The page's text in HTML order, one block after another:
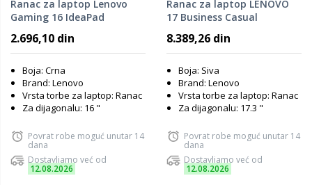
Ranac za laptop Lenovo
Gaming 16 IdeaPad
2.696,10 din
Boja: Crna
Brand: Lenovo
Vrsta torbe za laptop: Ranac
Za dijagonalu: 16 "
Povrat robe moguć unutar 14
dana
Dostavljamo već od
12.08.2026
Ranac za laptop LENOVO
17 Business Casual
8.389,26 din
Boja: Siva
Brand: Lenovo
Vrsta torbe za laptop: Ranac
Za dijagonalu: 17.3 "
Povrat robe moguć unutar 14
dana
Dostavljamo već od
12.08.2026